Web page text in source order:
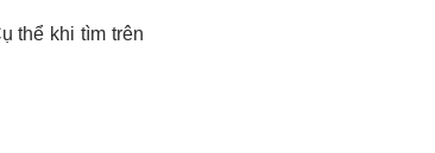
thể khi tìm trên